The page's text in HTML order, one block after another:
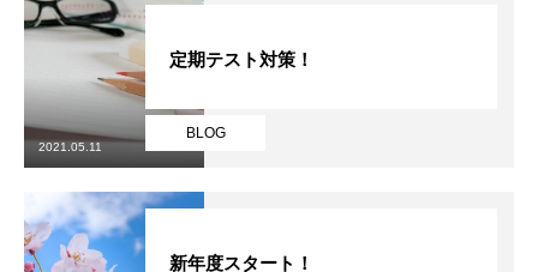
個別指導
教室情報
BLOG
BLOG
定期テスト対策！
2021.05.11
新年度スタート！